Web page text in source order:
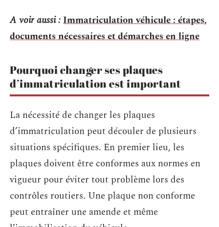
A voir aussi :Immatriculation véhicule : étapes,
documents nécessaires et démarches en ligne
Pourquoi changer ses plaques
d’immatriculation est important
La nécessité de changer les plaques
d’immatriculation peut découler de plusieurs
situations spécifiques. En premier lieu, les
plaques doivent être conformes aux normes en
vigueur pour éviter tout problème lors des
contrôles routiers. Une plaque non conforme
peut entraîner une amende et même